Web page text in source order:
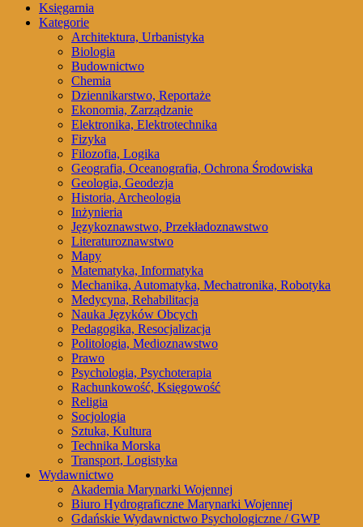
Księgarnia
Kategorie
Architektura, Urbanistyka
Biologia
Budownictwo
Chemia
Dziennikarstwo, Reportaże
Ekonomia, Zarządzanie
Elektronika, Elektrotechnika
Fizyka
Filozofia, Logika
Geografia, Oceanografia, Ochrona Środowiska
Geologia, Geodezja
Historia, Archeologia
Inżynieria
Językoznawstwo, Przekładoznawstwo
Literaturoznawstwo
Mapy
Matematyka, Informatyka
Mechanika, Automatyka, Mechatronika, Robotyka
Medycyna, Rehabilitacja
Nauka Języków Obcych
Pedagogika, Resocjalizacja
Politologia, Medioznawstwo
Prawo
Psychologia, Psychoterapia
Rachunkowość, Księgowość
Religia
Socjologia
Sztuka, Kultura
Technika Morska
Transport, Logistyka
Wydawnictwo
Akademia Marynarki Wojennej
Biuro Hydrograficzne Marynarki Wojennej
Gdańskie Wydawnictwo Psychologiczne / GWP